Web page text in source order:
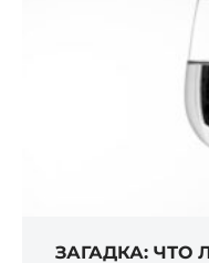
ЗАГАДКА: